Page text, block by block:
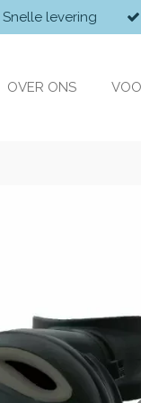
Snelle levering
OVER ONS